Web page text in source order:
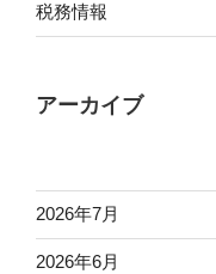
税務情報
アーカイブ
2026年7月
2026年6月